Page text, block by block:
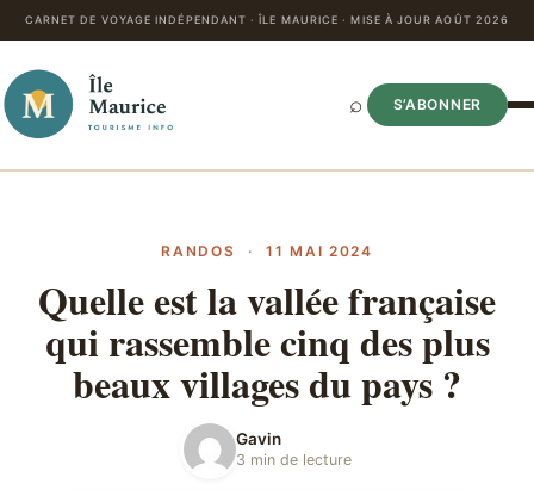
CARNET DE VOYAGE INDÉPENDANT · ÎLE MAURICE · MISE À JOUR AOÛT 2026
⌕ S’ABONNER
RANDOS · 11 MAI 2024
Quelle est la vallée française
qui rassemble cinq des plus
beaux villages du pays ?
Gavin
3 min de lecture